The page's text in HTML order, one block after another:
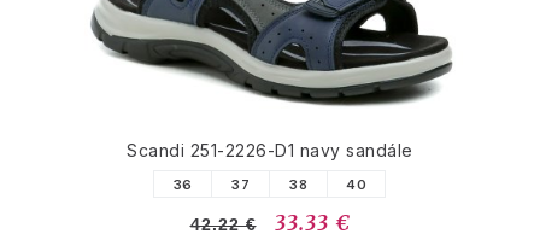
Scandi 251-2226-D1 navy sandále
36 37 38 40
42.22 € 33.33 €